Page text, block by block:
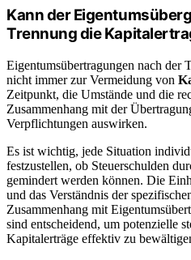
Kann der
Trennung die
Eigentumsübertragungen nach der
nicht immer zur Vermeidung von
Zeitpunkt, die Umstände und die
Zusammenhang mit der
Verpflichtungen auswirken.
Es ist wichtig, jede Situation
festzustellen, ob Steuerschulden
gemindert werden können. Die
und das Verständnis der
Zusammenhang mit
sind entscheidend, um potenzielle
Kapitalerträge effektiv zu